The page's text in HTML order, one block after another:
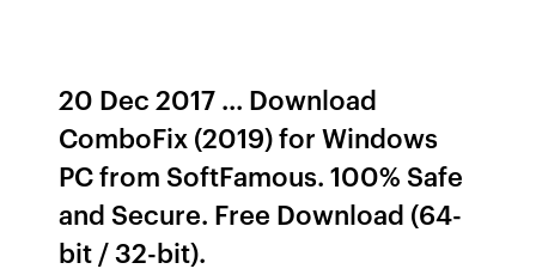
20 Dec 2017 ... Download
ComboFix (2019) for Windows
PC from SoftFamous. 100% Safe
and Secure. Free Download (64-
bit / 32-bit).